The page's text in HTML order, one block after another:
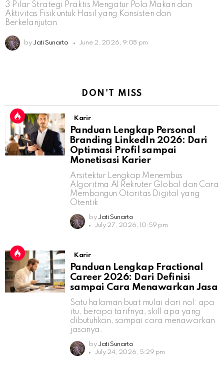
3 Pilar Strategi Praktis Mengatur Pola Makan dan
Aktivitas Fisik untuk Hasil yang Konsisten dan
Berkelanjutan
by Jati Sunarto June 2, 2026, 9:08 pm
DON'T MISS
Karir
Panduan Lengkap Personal
Branding LinkedIn 2026: Dari
Optimasi Profil sampai
Monetisasi Karier
Arsitektur Lengkap Menembus
Algoritma AI Rekruter Global dan Cara
Membangun Otoritas Digital yang
Otentik
by Jati Sunarto
July 27, 2026, 10:59 pm
Karir
Panduan Lengkap Fractional
Career 2026: Dari Definisi
sampai Cara Menawarkan Jasa
Satu halaman buat mulai dari nol: apa
itu, berapa tarifnya, skill apa yang
dibutuhkan, sampai cara menawarkan
jasanya.
by Jati Sunarto
July 24, 2026, 5:29 pm